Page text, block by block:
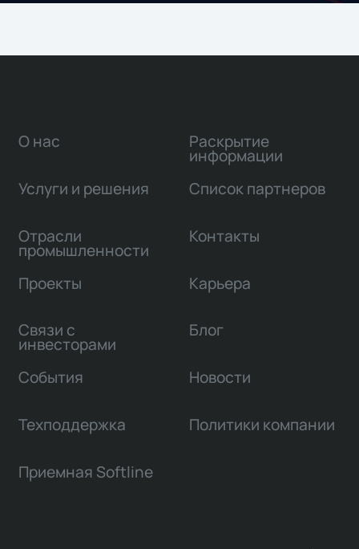
О нас
Услуги и решения
Отрасли
промышленности
Проекты
Связи с
инвесторами
Раскрытие
информации
Список партнеров
Контакты
Карьера
Блог
События Новости
Техподдержка Политики компании
Приемная Softline